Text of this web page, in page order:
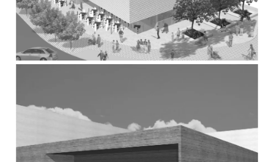
articulador da evolução e da composição da forma.
– organiza e distribui as funções, setorizando claramente o
programa solicitado.
– A área de serviços e apoio, que inclui setor de utilidades, carga
– O restaurante e a choperia são dispostos de forma a evidenciar
a esquina onde funciona a praça cultural do mercado. Com
acesso externo direto, esta praça ainda comtempla as 6 lojas da
praça de alimentação, além de espaço gourmet, café e